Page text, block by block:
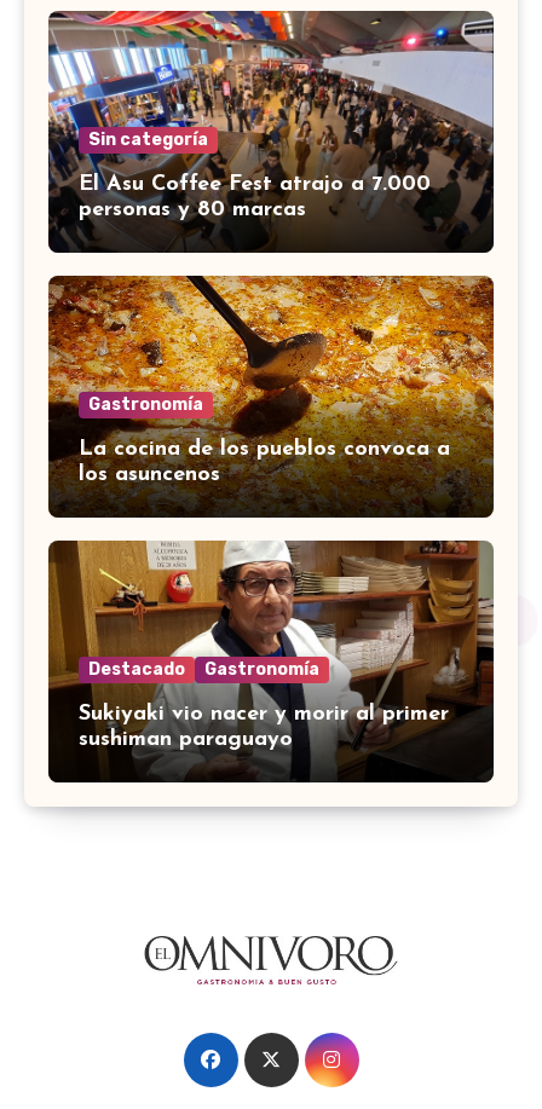
Sin categoría
El Asu Coffee Fest atrajo a 7.000
personas y 80 marcas
Gastronomía
La cocina de los pueblos convoca a
los asuncenos
Destacado Gastronomía
Sukiyaki vio nacer y morir al primer
sushiman paraguayo